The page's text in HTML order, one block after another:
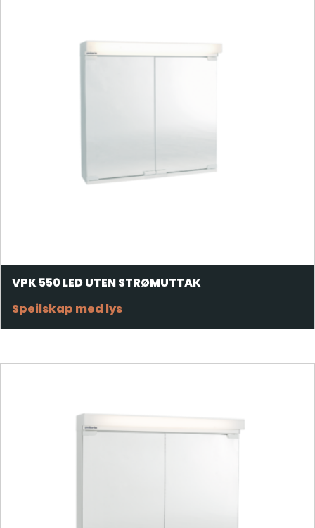
VPK 550 LED UTEN STRØMUTTAK
Speilskap med lys